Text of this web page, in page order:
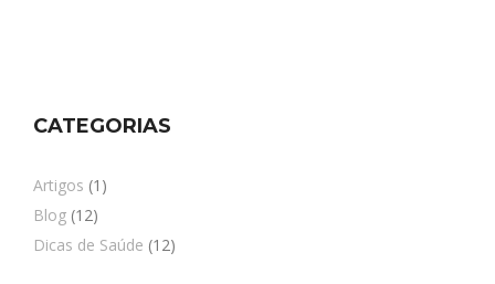
CATEGORIAS
Artigos (1)
Blog (12)
Dicas de Saúde (12)